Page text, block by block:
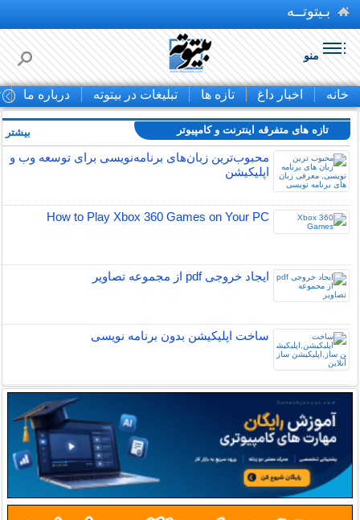
بـیتوتــه
منو
خانه اخبار داغ تازه ها تبلیغات در بیتوته درباره ما
تازه های متفرقه اينترنت و كامپيوتر
محبوب‌ترین زبان‌های برنامه‌نویسی برای توسعه وب و
اپلیکیشن
How to Play Xbox 360 Games on Your PC
ایجاد خروجی pdf از مجموعه تصاویر
ساخت اپلیکیشن بدون برنامه نویسی
بیشتر